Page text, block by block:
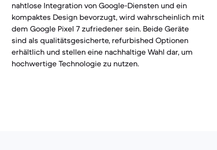
nahtlose Integration von Google-Diensten und ein
kompaktes Design bevorzugt, wird wahrscheinlich mit
dem Google Pixel 7 zufriedener sein. Beide Geräte
sind als qualitätsgesicherte, refurbished Optionen
erhältlich und stellen eine nachhaltige Wahl dar, um
hochwertige Technologie zu nutzen.